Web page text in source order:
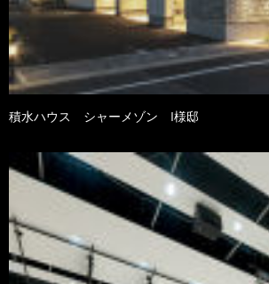
積水ハウス シャーメゾン I様邸